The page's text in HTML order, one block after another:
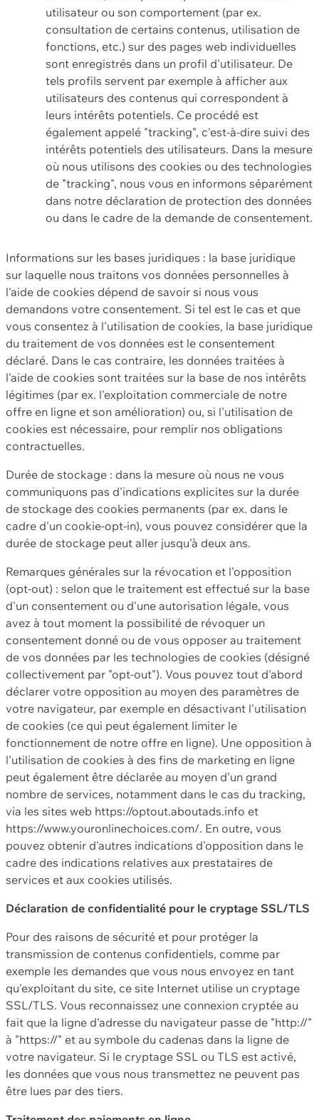
utilisateur ou son comportement (par ex.
consultation de certains contenus, utilisation de
fonctions, etc.) sur des pages web individuelles
sont enregistrés dans un profil d'utilisateur. De
tels profils servent par exemple à afficher aux
utilisateurs des contenus qui correspondent à
leurs intérêts potentiels. Ce procédé est
également appelé "tracking", c'est-à-dire suivi des
intérêts potentiels des utilisateurs. Dans la mesure
où nous utilisons des cookies ou des technologies
de "tracking", nous vous en informons séparément
dans notre déclaration de protection des données
ou dans le cadre de la demande de consentement.
Informations sur les bases juridiques : la base juridique
sur laquelle nous traitons vos données personnelles à
l'aide de cookies dépend de savoir si nous vous
demandons votre consentement. Si tel est le cas et que
vous consentez à l'utilisation de cookies, la base juridique
du traitement de vos données est le consentement
déclaré. Dans le cas contraire, les données traitées à
l'aide de cookies sont traitées sur la base de nos intérêts
légitimes (par ex. l'exploitation commerciale de notre
offre en ligne et son amélioration) ou, si l'utilisation de
cookies est nécessaire, pour remplir nos obligations
contractuelles.
Durée de stockage : dans la mesure où nous ne vous
communiquons pas d'indications explicites sur la durée
de stockage des cookies permanents (par ex. dans le
cadre d'un cookie-opt-in), vous pouvez considérer que la
durée de stockage peut aller jusqu'à deux ans.
Remarques générales sur la révocation et l'opposition
(opt-out) : selon que le traitement est effectué sur la base
d'un consentement ou d'une autorisation légale, vous
avez à tout moment la possibilité de révoquer un
consentement donné ou de vous opposer au traitement
de vos données par les technologies de cookies (désigné
collectivement par "opt-out"). Vous pouvez tout d'abord
déclarer votre opposition au moyen des paramètres de
votre navigateur, par exemple en désactivant l'utilisation
de cookies (ce qui peut également limiter le
fonctionnement de notre offre en ligne). Une opposition à
l'utilisation de cookies à des fins de marketing en ligne
peut également être déclarée au moyen d'un grand
nombre de services, notamment dans le cas du tracking,
via les sites web https://optout.aboutads.info et
https://www.youronlinechoices.com/. En outre, vous
pouvez obtenir d'autres indications d'opposition dans le
cadre des indications relatives aux prestataires de
services et aux cookies utilisés.
Déclaration de confidentialité pour le cryptage SSL/TLS
Pour des raisons de sécurité et pour protéger la
transmission de contenus confidentiels, comme par
exemple les demandes que vous nous envoyez en tant
qu'exploitant du site, ce site Internet utilise un cryptage
SSL/TLS. Vous reconnaissez une connexion cryptée au
fait que la ligne d'adresse du navigateur passe de "http://"
à "https://" et au symbole du cadenas dans la ligne de
votre navigateur. Si le cryptage SSL ou TLS est activé,
les données que vous nous transmettez ne peuvent pas
être lues par des tiers.